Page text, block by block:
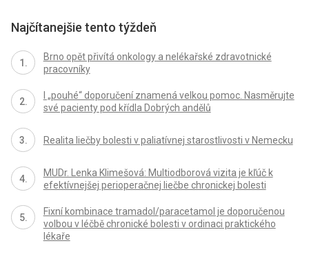
Najčítanejšie tento týždeň
Brno opět přivítá onkology a nelékařské zdravotnické
pracovníky
I „pouhé“ doporučení znamená velkou pomoc. Nasměrujte
své pacienty pod křídla Dobrých andělů
Realita liečby bolesti v paliatívnej starostlivosti v Nemecku
MUDr. Lenka Klimešová: Multiodborová vizita je kľúč k
efektívnejšej perioperačnej liečbe chronickej bolesti
Fixní kombinace tramadol/paracetamol je doporučenou
volbou v léčbě chronické bolesti v ordinaci praktického
lékaře